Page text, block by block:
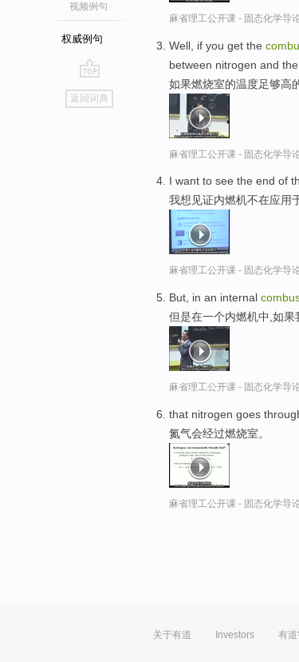
视频例句
权威例句
go
top
返回词典
麻省理工公开课 - 固态化学导
Well, if you get the
between nitrogen and the
如果燃烧室的温度足够高
麻省理工公开课 - 固态化学导
I want to see the end of
我想见证内燃机不在应用
麻省理工公开课 - 固态化学导
But, in an internal
但是在一个内燃机中,如果
麻省理工公开课 - 固态化学导
that nitrogen goes
氮气会经过燃烧室。
麻省理工公开课 - 固态化学导
关于有道 Investors 有